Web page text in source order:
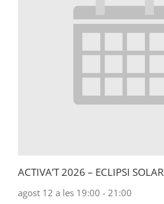
ACTIVA’T 2026 – ECLIPSI SOLAR
agost 12 a les 19:00 - 21:00